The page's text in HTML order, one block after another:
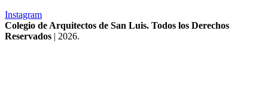
Instagram
Colegio de Arquitectos de San Luis. Todos los Derechos
Reservados | 2026.